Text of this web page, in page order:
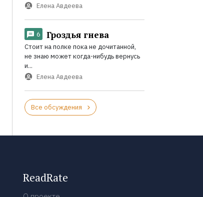
Елена Авдеева
6 Гроздья гнева
Стоит на полке пока не дочитанной,
не знаю может когда-нибудь вернусь
и...
Елена Авдеева
Все обсуждения
ReadRate